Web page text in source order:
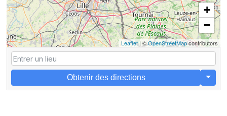
+
−
Leaflet| ©OpenStreetMapcontributors
Obtenir des directions